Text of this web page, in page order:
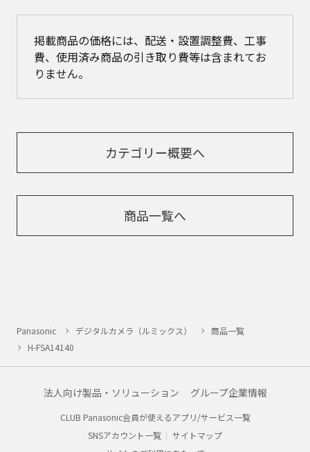
掲載商品の価格には、配送・設置調整費、工事
費、使用済み商品の引き取り費等は含まれてお
りません。
カテゴリー概要へ
商品一覧へ
Panasonic デジタルカメラ（ルミックス）
商品一覧
H-FSA14140
法人向け製品・ソリューション グループ企業情報
CLUB Panasonic会員が使えるアプリ/サービス一覧
SNSアカウント一覧
サイトマップ